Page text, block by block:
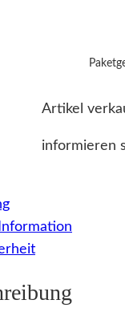
Artikel
informieren